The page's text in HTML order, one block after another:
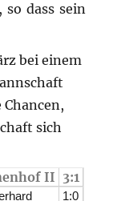
dass sein
bei einem
sich
II 3:1
1:0